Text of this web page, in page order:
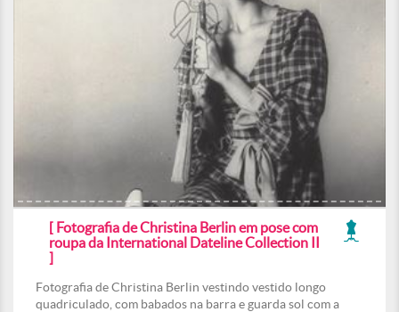
[ Fotografia de Christina Berlin em pose com
roupa da International Dateline Collection II
]
Fotografia de Christina Berlin vestindo vestido longo
quadriculado, com babados na barra e guarda sol com a